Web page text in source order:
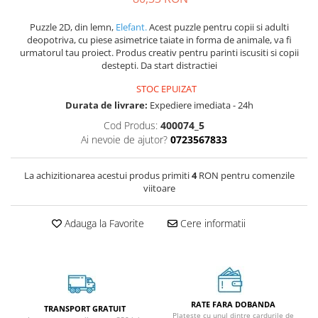
Puzzle 2D, din lemn, Elefant.Acest puzzle pentru copii si adulti
deopotriva, cu piese asimetrice taiate in forma de animale, va fi
urmatorul tau proiect. Produs creativ pentru parinti iscusiti si copii
destepti. Da start distractiei
STOC EPUIZAT
Durata de livrare: Expediere imediata - 24h
Cod Produs: 400074_5
Ai nevoie de ajutor? 0723567833
La achizitionarea acestui produs primiti4RON pentru comenzile
viitoare
Adauga la Favorite Cere informatii
TRANSPORT GRATUIT RATE FARA DOBANDA
Plateste cu unul dintre cardurile de